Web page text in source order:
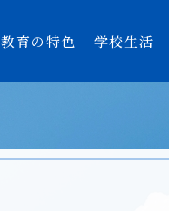
教育の特色 学校生活